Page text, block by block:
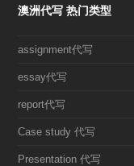
澳洲代写 热门类型
assignment代写
essay代写
report代写
Case study 代写
Presentation 代写